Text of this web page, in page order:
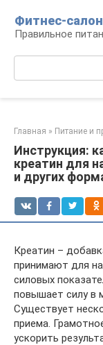
контенту
Фитнес-салон
Правильное
Главная » Питание и
Инструкция:
креатин для
и других
Креатин –
принимают для
силовых
повышает силу в
Существует
приема.
ускорить